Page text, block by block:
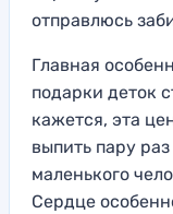
отправлюсь
Главная
подарки деток
кажется, эта
выпить пару
маленького
Сердце